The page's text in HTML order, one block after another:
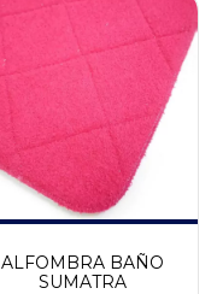
ALFOMBRA BAÑO
SUMATRA